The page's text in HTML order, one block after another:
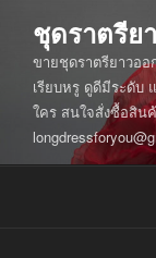
บทความ
ชุดราตรีย
ขายชุดราตรียาวออ
เรียบหรู ดูดีมีระดับ
ใคร สนใจสั่งซื้อสิน